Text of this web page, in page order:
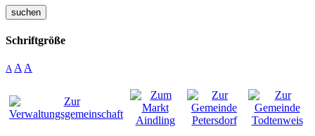
suchen
Schriftgröße
A A A